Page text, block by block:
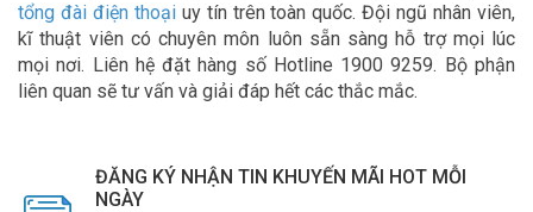
tổng đài điện thoạiuy tín trên toàn quốc. Đội ngũ nhân viên,
kĩ thuật viên có chuyên môn luôn sẵn sàng hỗ trợ mọi lúc
mọi nơi. Liên hệ đặt hàng số Hotline 1900 9259. Bộ phận
liên quan sẽ tư vấn và giải đáp hết các thắc mắc.
ĐĂNG KÝ NHẬN TIN KHUYẾN MÃI HOT MỖI
NGÀY